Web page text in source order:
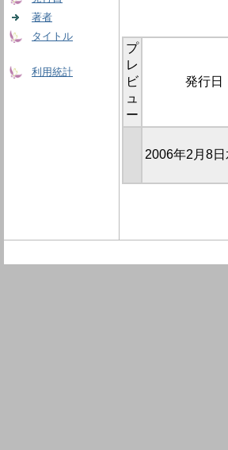
著者
タイトル
利用統計
プ
レ
ビ
ュ
ー
発行日
2006年2月8日